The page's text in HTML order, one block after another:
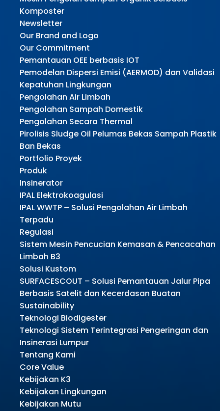
Komposter
Newsletter
Our Brand and Logo
Our Commitment
Pemantauan OEE berbasis IOT
Pemodelan Dispersi Emisi (AERMOD) dan Validasi
Kepatuhan Lingkungan
Pengolahan Air Limbah
Pengolahan Sampah Domestik
Pengolahan Secara Thermal
Pirolisis Sludge Oil Pelumas Bekas Sampah Plastik
Ban Bekas
Portfolio Proyek
Produk
Insinerator
IPAL Elektrokoagulasi
IPAL WWTP – Solusi Pengolahan Air Limbah
Terpadu
Regulasi
Sistem Mesin Pencucian Kemasan & Pencacahan
Limbah B3
Solusi Kustom
SURFACESCOUT – Solusi Pemantauan Jalur Pipa
Berbasis Satelit dan Kecerdasan Buatan
Sustainability
Teknologi Biodigester
Teknologi Sistem Terintegrasi Pengeringan dan
Insinerasi Lumpur
Tentang Kami
Core Value
Kebijakan K3
Kebijakan Lingkungan
Kebijakan Mutu